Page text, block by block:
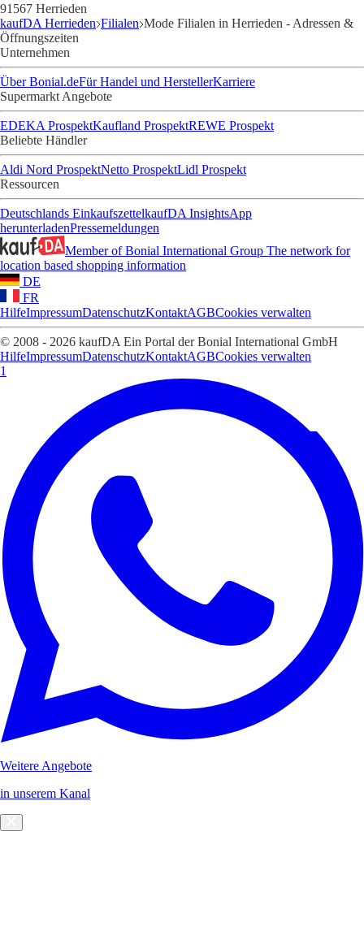
91567 Herrieden
kaufDA Herrieden Filialen Mode Filialen in Herrieden - Adressen &
Öffnungszeiten
Unternehmen
Über Bonial.deFür Handel und HerstellerKarriere
Supermarkt Angebote
EDEKA ProspektKaufland ProspektREWE Prospekt
Beliebte Händler
Aldi Nord ProspektNetto ProspektLidl Prospekt
Ressourcen
Deutschlands EinkaufszettelkaufDA InsightsApp
herunterladenPressemeldungen
Member of Bonial International Group The network for
location based shopping information
DE
FR
HilfeImpressumDatenschutzKontaktAGBCookies verwalten
© 2008 - 2026 kaufDA Ein Portal der Bonial International GmbH
HilfeImpressumDatenschutzKontaktAGBCookies verwalten
1
Weitere Angebote
in unserem Kanal